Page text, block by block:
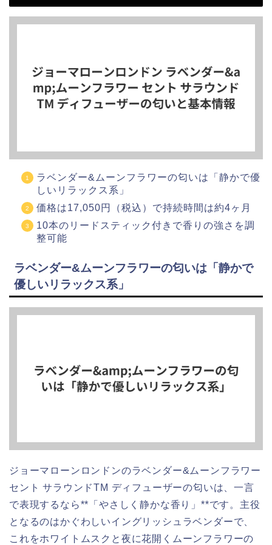
ラベンダー&ムーンフラワーの匂いは「静かで優
しいリラックス系」
価格は17,050円（税込）で持続時間は約4ヶ月
10本のリードスティック付きで香りの強さを調
整可能
ラベンダー&ムーンフラワーの匂いは「静かで
優しいリラックス系」
ジョーマローンロンドンのラベンダー&ムーンフラワー
セント サラウンドTM ディフューザーの匂いは、一言
で表現するなら**「やさしく静かな香り」**です。主役
となるのはかぐわしいイングリッシュラベンダーで、
これをホワイトムスクと夜に花開くムーンフラワーの